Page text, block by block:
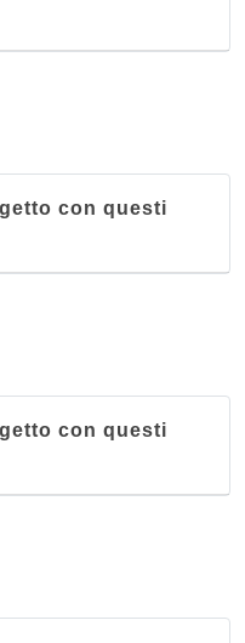
con questi
con questi